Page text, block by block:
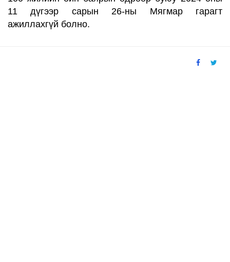
11 дүгээр сарын 26-ны Мягмар гарагт
ажиллахгүй болно.